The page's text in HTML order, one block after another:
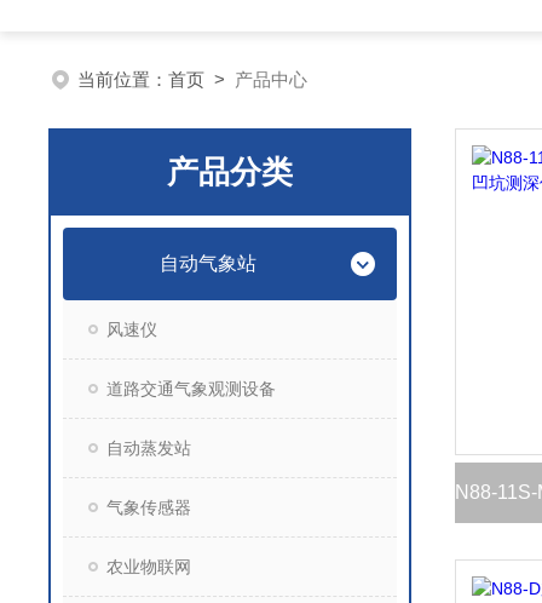
当前位置： 首页 > 产品中心
产品分类
自动气象站
风速仪
道路交通气象观测设备
自动蒸发站
气象传感器
农业物联网